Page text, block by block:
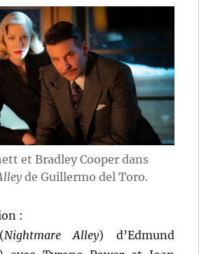
et Bradley Cooper dans
de Guillermo del Toro.
:
Nightmare Alley) d’Edmund